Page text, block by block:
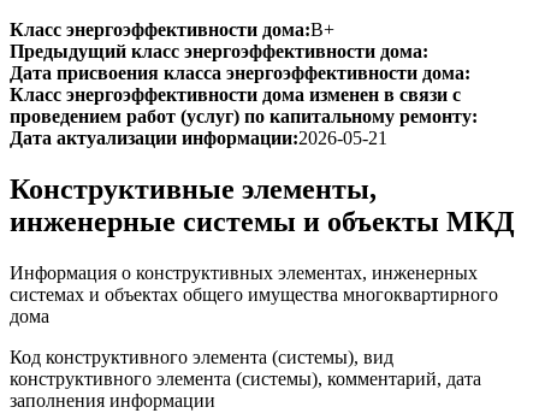
Класс энергоэффективности дома:B+
Предыдущий класс энергоэффективности дома:
Дата присвоения класса энергоэффективности дома:
Класс энергоэффективности дома изменен в связи с
проведением работ (услуг) по капитальному ремонту:
Дата актуализации информации:2026-05-21
Конструктивные элементы,
инженерные системы и объекты МКД
Информация о конструктивных элементах, инженерных
системах и объектах общего имущества многоквартирного
дома
Код конструктивного элемента (системы), вид
конструктивного элемента (системы), комментарий, дата
заполнения информации